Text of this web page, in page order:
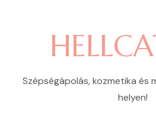
Szépségápolás, kozmetika és
helyen!